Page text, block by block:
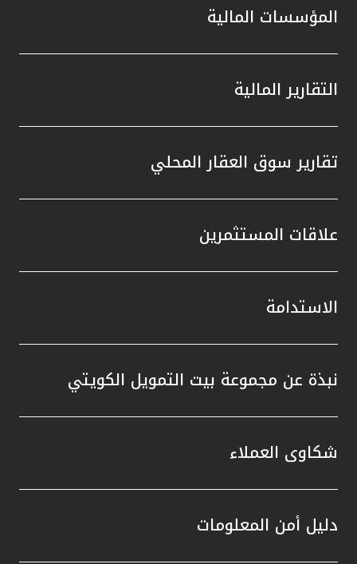
المؤسسات المالية
التقارير المالية
تقارير سوق العقار المحلي
علاقات المستثمرين
الاستدامة
نبذة عن مجموعة بيت التمويل الكويتي
شكاوى العملاء
دليل أمن المعلومات